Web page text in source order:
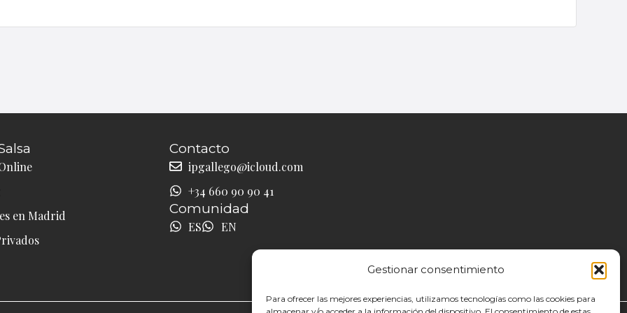
Gestionar consentimiento
Para ofrecer las mejores experiencias, utilizamos tecnologías como las cookies para
en Madrid
Contacto
ipgallego@icloud.com
+34 660 90 90 41
Comunidad
ES EN